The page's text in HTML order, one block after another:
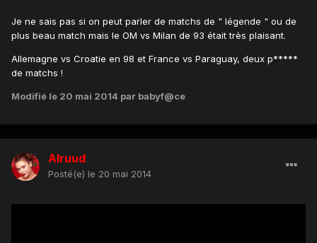
Je ne sais pas si on peut parler de matchs de " légende " ou de
plus beau match mais le OM vs Milan de 93 était très plaisant.
Allemagne vs Croatie en 98 et France vs Paraguay, deux p*****
de matchs !
Modifié le 20 mai 2014 par babyf@ce
Alruud
Posté(e) le 20 mai 2014